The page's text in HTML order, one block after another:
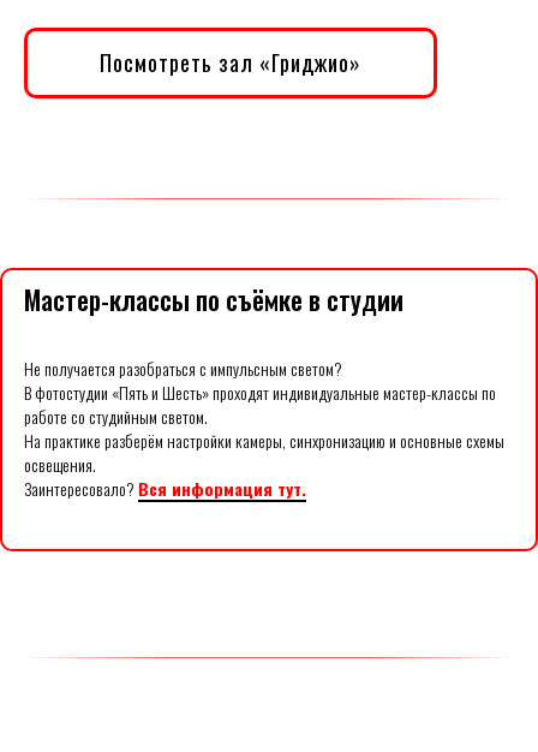
Посмотреть зал «Гриджио»
Мастер-классы по съёмке в студии
Не получается разобраться с импульсным светом?
В фотостудии «Пять и Шесть» проходят индивидуальные мастер-классы по
работе со студийным светом.
На практике разберём настройки камеры, синхронизацию и основные схемы
освещения.
Заинтересовало? Вся информация тут.